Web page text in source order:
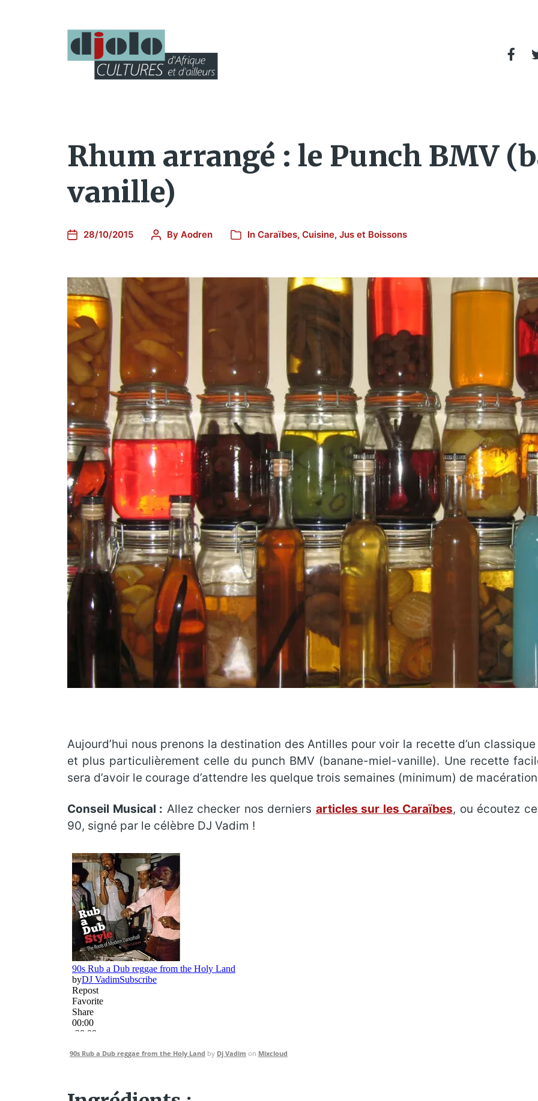
Rhum arrangé : le Punch BMV
vanille)
28/10/2015 By Aodren In Caraïbes, Cuisine, Jus et Boissons
Aujourd’hui nous prenons la destination des Antilles pour voir la recette d’un
et plus particulièrement celle du punch BMV (banane-miel-vanille). Une recette
sera d’avoir le courage d’attendre les quelque trois semaines (minimum) de
Conseil Musical : Allez checker nos derniers articles sur les Caraïbes, ou écoutez
90, signé par le célèbre DJ Vadim !
90s Rub a Dub reggae from the Holy Land by Dj Vadim on Mixcloud